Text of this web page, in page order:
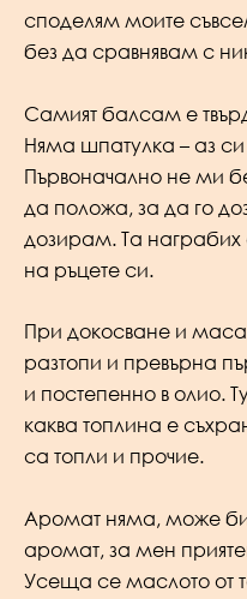
споделям моите
без да сравнявам с
Самият балсам е
Няма шпатулка – аз
Първоначално не ми
да положа, за да го
дозирам. Та
на ръцете си.
При докосване и
разтопи и превърна
и постепенно в олио.
каква топлина е
са топли и прочие.
Аромат няма, може
аромат, за мен
Усеща се маслото от